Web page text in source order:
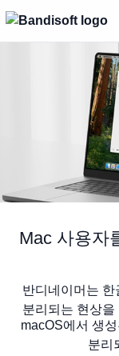
Mac 사용
Mac 사용자
반디네이머는
분리되는 현상
macOS에서 생
분리